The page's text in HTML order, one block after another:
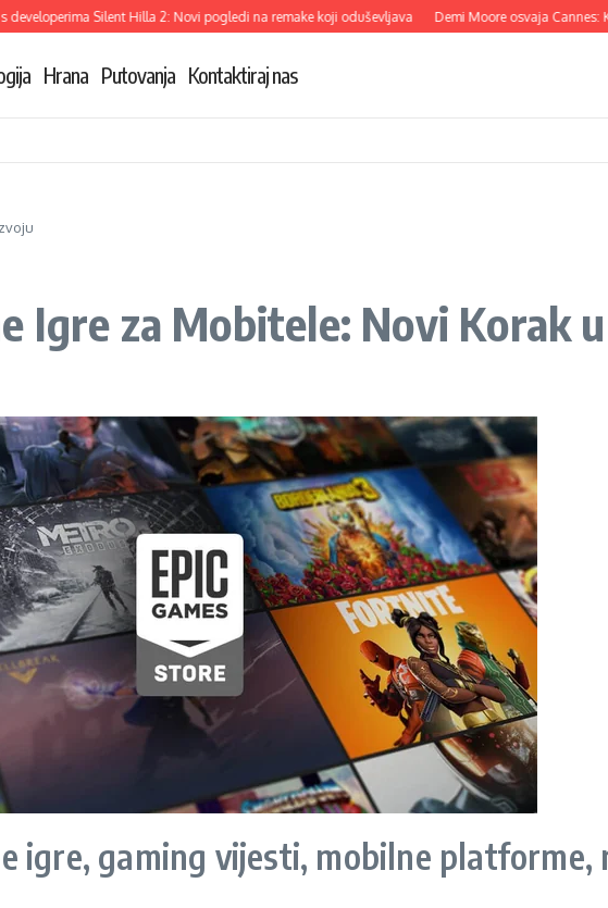
Silent Hilla 2: Novi pogledi na remake koji oduševljava Demi Moore osvaja Cannes:
Hrana Putovanja Kontaktiraj nas
Igre za Mobitele: Novi Korak
igre, gaming vijesti, mobilne platforme,